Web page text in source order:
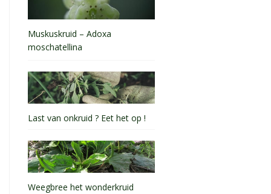
Muskuskruid – Adoxa
moschatellina
Last van onkruid ? Eet het op !
Weegbree het wonderkruid